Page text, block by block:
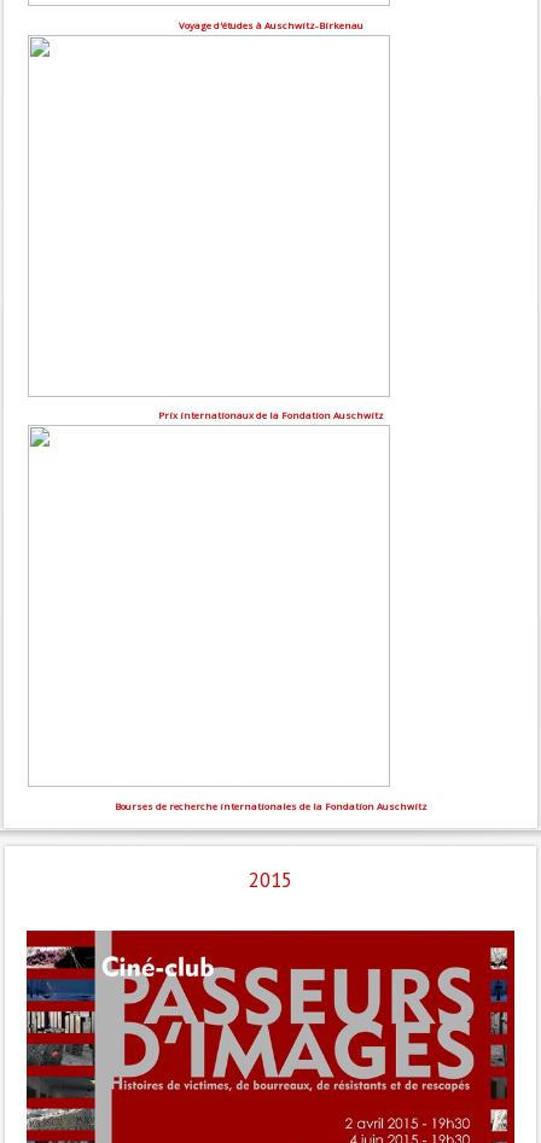
Voyage d'études à Auschwitz-Birkenau
Prix internationaux de la Fondation Auschwitz
Bourses de recherche internationales de la Fondation Auschwitz
2015